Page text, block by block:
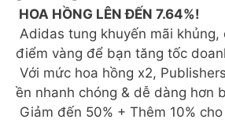
HOA HỒNG LÊN ĐẾN 7.64%!
Adidas tung khuyến mãi khủng,
điểm vàng để bạn tăng tốc
Với mức hoa hồng x2,
ền nhanh chóng & dễ dàng hơn
Giảm đến 50% + Thêm 10%